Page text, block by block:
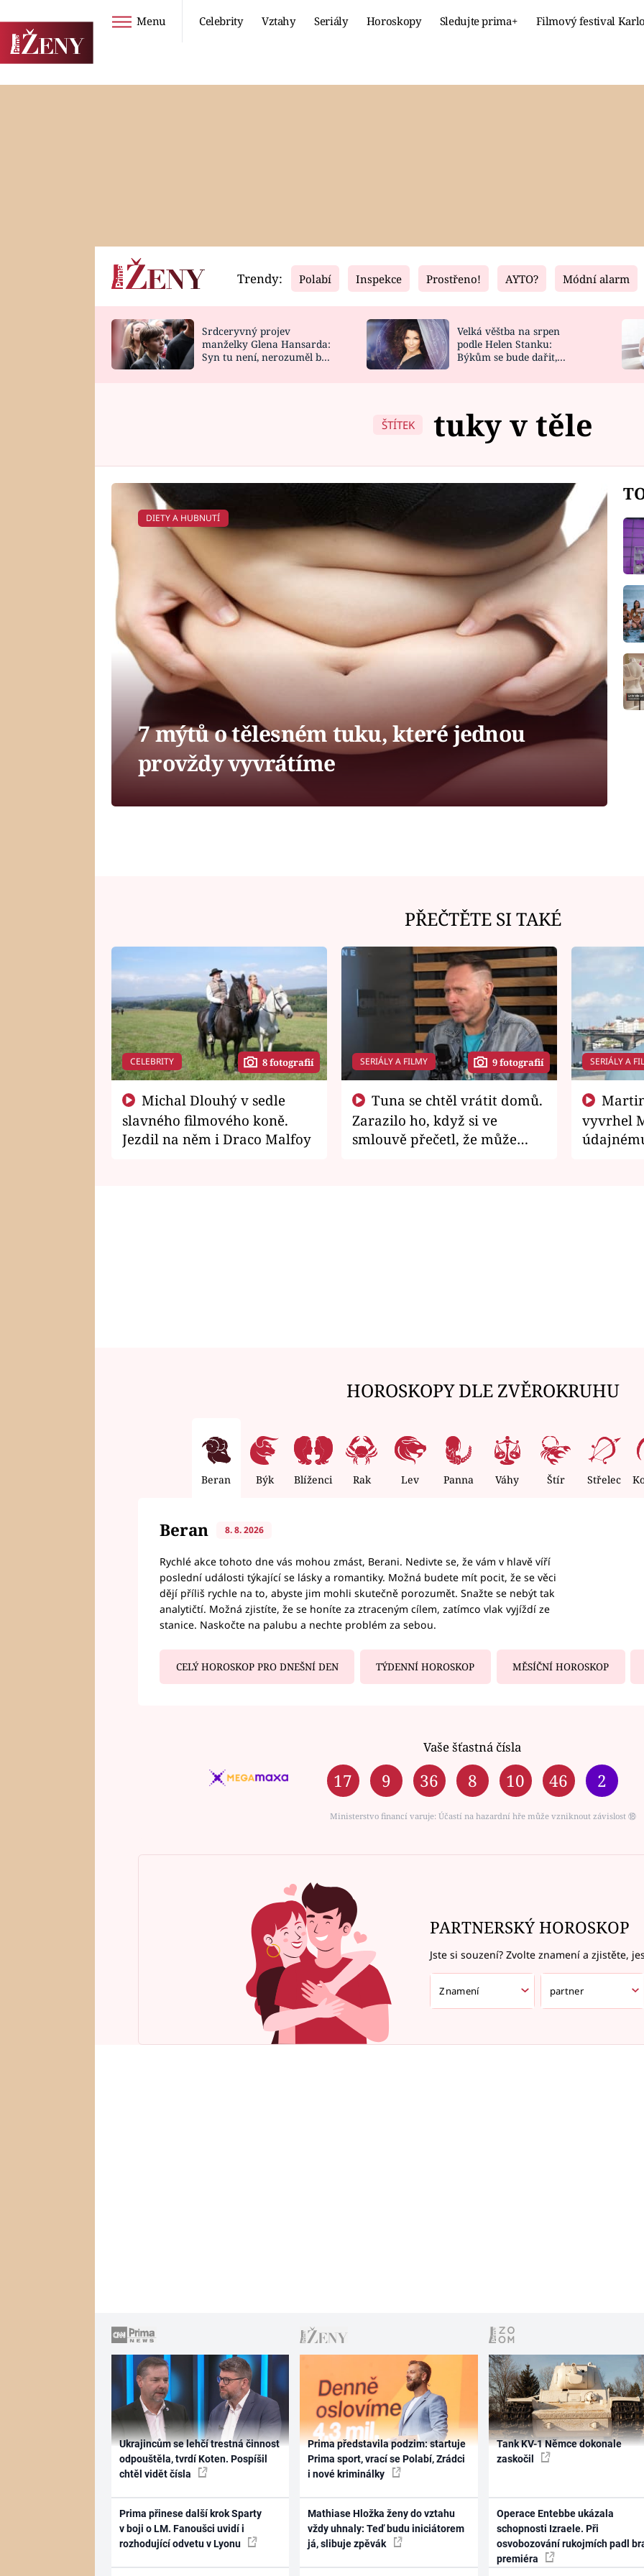
Menu Celebrity Vztahy Seriály Horoskopy Sledujte prima+ Filmový festival
Horoskopy
HOROSKOP NA
Video
CELEBRITY
VAŘENÍ
Fresh
NOVINKY
VIDEORECEPTY
Living
DESIGN
Trendy: Polabí Inspekce Prostřeno! AYTO? Módní alarm
Srdceryvný projev
manželky Glena Hansarda:
Syn tu není, nerozuměl by
Velká věštba na srpen
podle Helen Stanku:
Býkům se bude dařit,
ŠTÍTEK tuky v těle
DIETY A HUBNUTÍ
7 mýtů o tělesném tuku, které jednou
provždy vyvrátíme
PŘEČTĚTE SI TAKÉ
CELEBRITY 8 fotografií
slavného filmového koně.
Jezdil na něm i Draco Malfoy
SERIÁLY A FILMY 9 fotografií
Zarazilo ho, když si ve
smlouvě přečetl, že může
SERIÁLY A
vyvrhel
HOROSKOPY DLE ZVĚROKRUHU
Beran Býk Blíženci Rak Lev Panna Váhy Štír Střelec
Beran 8. 8. 2026
Rychlé akce tohoto dne vás mohou zmást, Berani. Nedivte se, že vám v hlavě víří
poslední události týkající se lásky a romantiky. Možná budete mít pocit, že se věci
dějí příliš rychle na to, abyste jim mohli skutečně porozumět. Snažte se nebýt tak
analytičtí. Možná zjistíte, že se honíte za ztraceným cílem, zatímco vlak vyjíždí ze
stanice. Naskočte na palubu a nechte problém za sebou.
CELÝ HOROSKOP PRO DNEŠNÍ DEN TÝDENNÍ HOROSKOP MĚSÍČNÍ HOROSKOP
Vaše šťastná čísla
17 9 36 8 10 46 2
Ministerstvo financí varuje: Účastí na hazardní hře může vzniknout závislost ⑱
PARTNERSKÝ HOROSKOP
Jste si souzení? Zvolte znamení a zjistěte,
Ukrajincům se lehčí trestná činnost
odpouštěla, tvrdí Koten. Pospíšil
chtěl vidět čísla
Prima přinese další krok Sparty
v boji o LM. Fanoušci uvidí i
rozhodující odvetu v Lyonu
Prima představila podzim: startuje
Prima sport, vrací se Polabí, Zrádci
i nové kriminálky
Mathiase Hložka ženy do vztahu
vždy uhnaly: Teď budu iniciátorem
já, slibuje zpěvák
Tank KV-1 Němce dokonale
zaskočil
Operace Entebbe ukázala
schopnosti Izraele. Při
osvobozování rukojmích padl
premiéra